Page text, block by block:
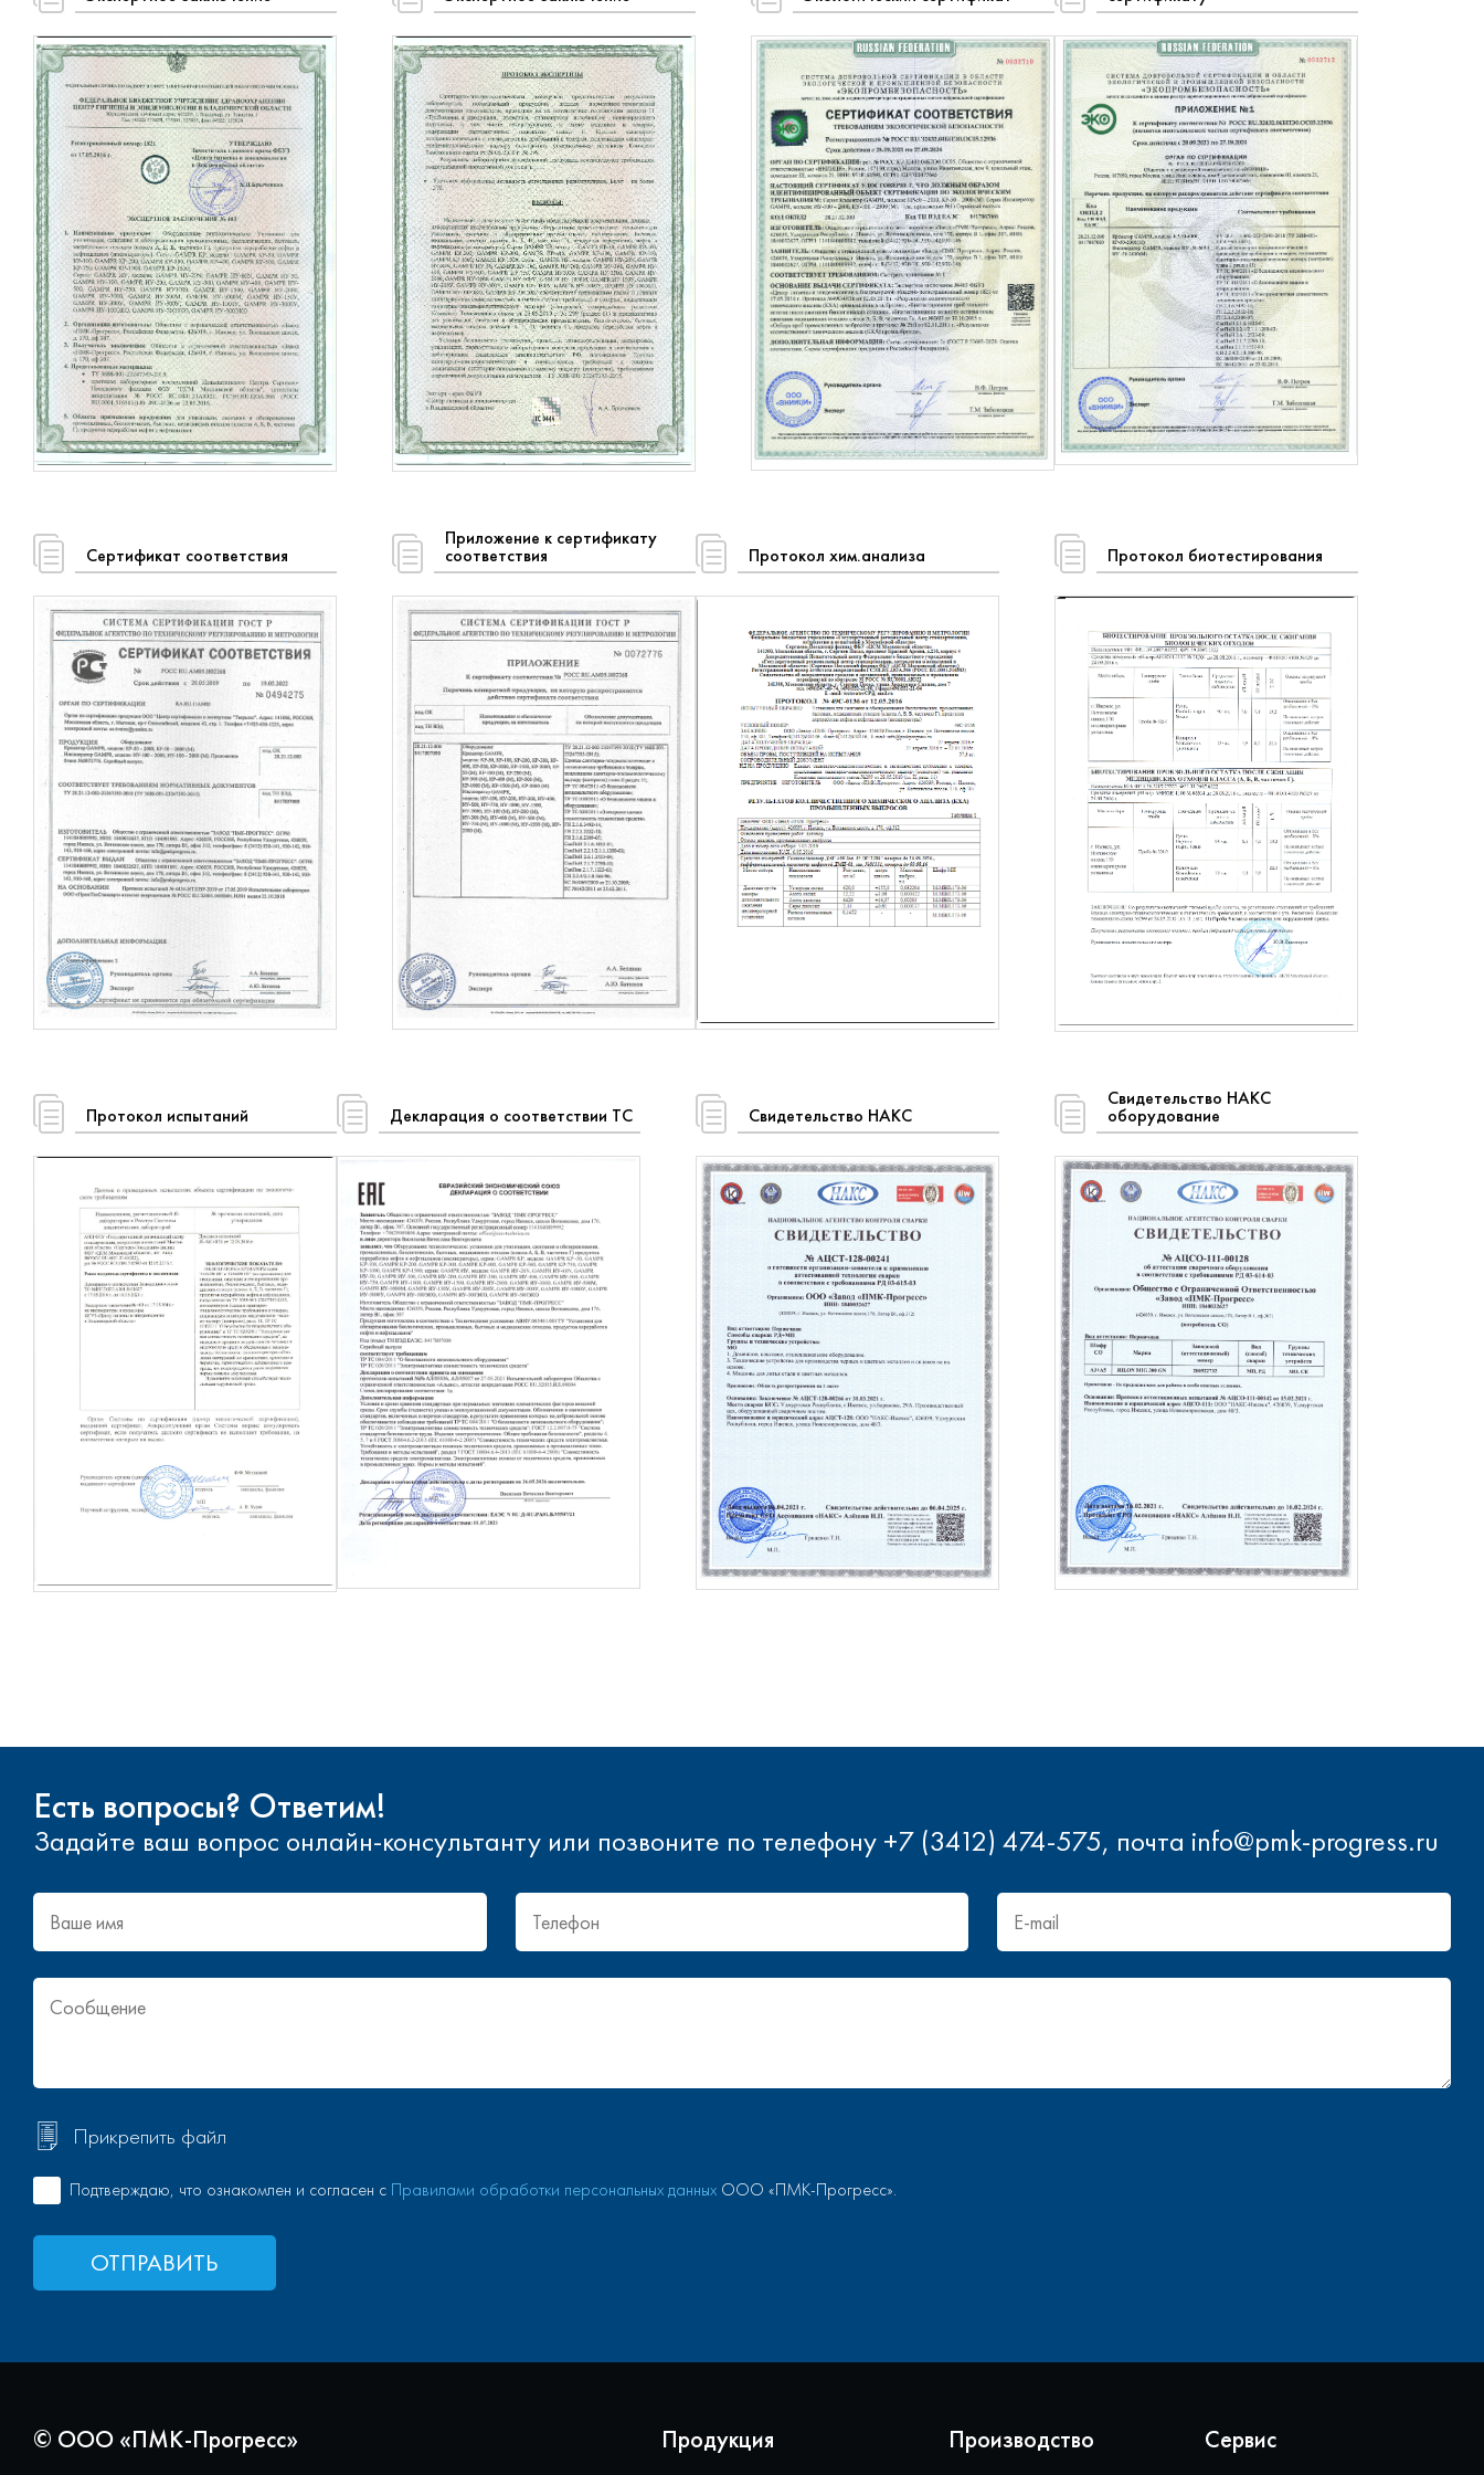
Все оборудование имеет необходимые
сертификаты и разрешительную документацию
Отзывы наших клиентов
Сертификат соответствия
Приложение к сертификату
соответствия Протокол хим.анализа Протокол биотестирования
Протокол испытаний Декларация о соответствии ТС Свидетельство НАКС
Свидетельство НАКС
оборудование
Есть вопросы? Ответим!
Задайте ваш вопрос онлайн-консультанту или позвоните по телефону +7 (3412) 474-575, почта info@pmk-progress.ru
Прикрепить файл
Подтверждаю, что ознакомлен и согласен с Правилами обработки персональных данных ООО «ПМК-Прогресс».
ОТПРАВИТЬ
© ООО «ПМК-Прогресс» Продукция Производство Сервис
Скидка 15% на все Инсинераторы!
Каталог Инсинераторов
×